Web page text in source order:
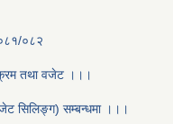
०८२
तथा वजेट ।।।
सिलिङ्ग) सम्बन्धमा ।।।